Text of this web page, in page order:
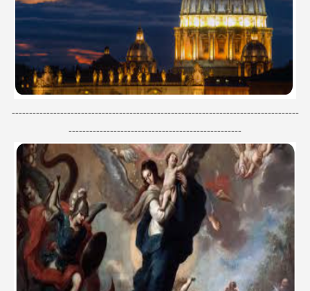
-----------------------------------------------------------------------------------
--------------------------------------------------